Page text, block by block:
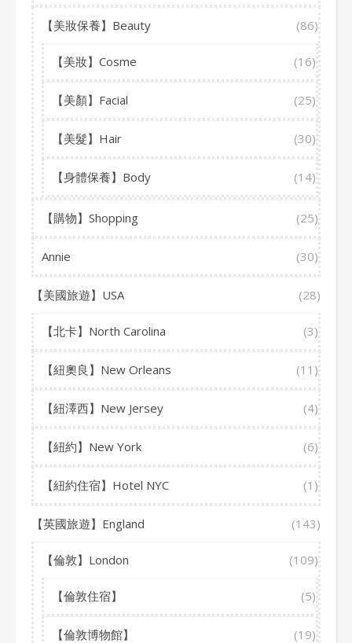
【美妝保養】Beauty (86)
【美妝】Cosme (16)
【美顏】Facial (25)
【美髮】Hair (30)
【身體保養】Body (14)
【購物】Shopping (25)
Annie (30)
【美國旅遊】USA (28)
【北卡】North Carolina (3)
【紐奧良】New Orleans (11)
【紐澤西】New Jersey (4)
【紐約】New York (6)
【紐約住宿】Hotel NYC (1)
【英國旅遊】England (143)
【倫敦】London (109)
【倫敦住宿】 (5)
【倫敦博物館】 (19)